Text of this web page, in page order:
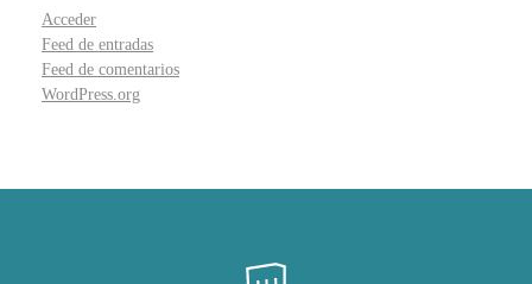
Acceder
Feed de entradas
Feed de comentarios
WordPress.org